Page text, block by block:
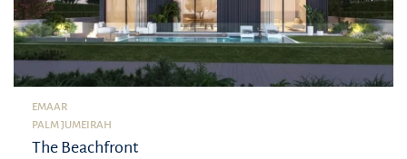
EMAAR
PALM JUMEIRAH
The Beachfront